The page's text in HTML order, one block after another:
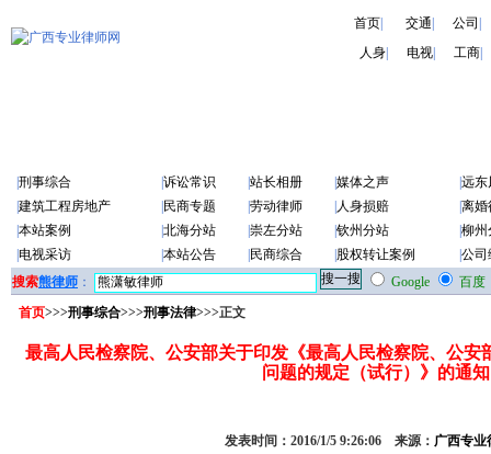
首页| 交通 公司
人身
电视 工商
刑事综合 诉讼常识 站长相册 媒体之声
远东
建筑工程房地产 民商专题 劳动律师 人身损赔
离婚
本站案例 北海分站 崇左分站 钦州分站
柳州
电视采访 本站公告 民商综合 股权转让案例
公司
搜索熊律师 ： Google
百度
首页>>>刑事综合>>>刑事法律>>>正文
最高人民检察院、公安部关于印发《最高人民检察院、公安
问题的规定（试行）》的通知
发表时间：2016/1/5 9:26:06 来源： 广西专业